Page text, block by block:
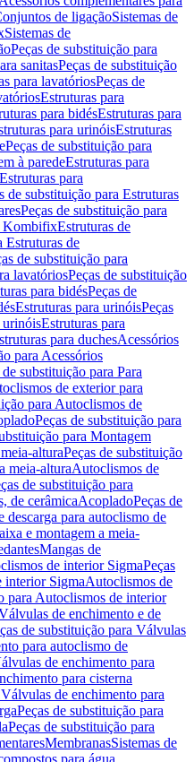
de ligaçãoSistemas de
Sistemas de
Peças de substituição para
sanitasPeças de substituição
para lavatóriosPeças de
Estruturas para
para bidésEstruturas para
para urinóisEstruturas
Peças de substituição para
à paredeEstruturas para
para
de substituição para Estruturas
Peças de substituição para
KombifixEstruturas de
Estruturas de
de substituição para
lavatóriosPeças de substituição
para bidésPeças de
Estruturas para urinóisPeças
urinóisEstruturas para
para duchesAcessórios
para Acessórios
de substituição para Para
de exterior para
para Autoclismos de
Peças de substituição para
para Montagem
alturaPeças de substituição
meia-alturaAutoclismos de
de substituição para
de cerâmicaAcopladoPeças de
descarga para autoclismo de
e montagem a meia-
Mangas de
de interior SigmaPeças
interior SigmaAutoclismos de
para Autoclismos de interior
de enchimento e de
de substituição para Válvulas
para autoclismo de
de enchimento para
para cisterna
de enchimento para
Peças de substituição para
Peças de substituição para
MembranasSistemas de
para água